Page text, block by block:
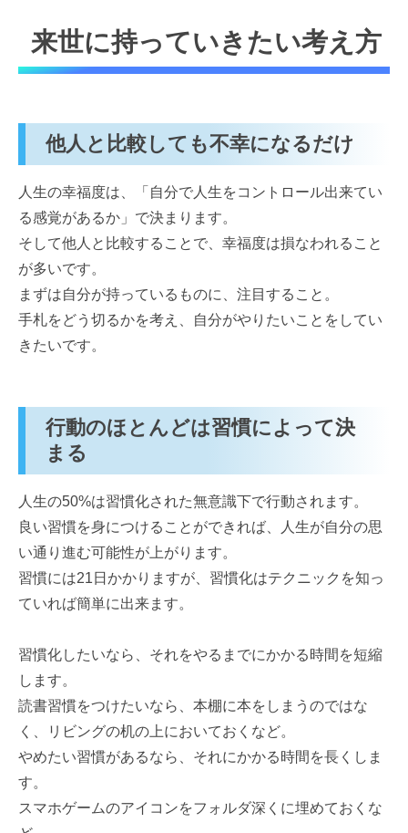
来世に持っていきたい考え方
他人と比較しても不幸になるだけ
人生の幸福度は、「自分で人生をコントロール出来てい
る感覚があるか」で決まります。
そして他人と比較することで、幸福度は損なわれること
が多いです。
まずは自分が持っているものに、注目すること。
手札をどう切るかを考え、自分がやりたいことをしてい
きたいです。
行動のほとんどは習慣によって決
まる
人生の50%は習慣化された無意識下で行動されます。
良い習慣を身につけることができれば、人生が自分の思
い通り進む可能性が上がります。
習慣には21日かかりますが、習慣化はテクニックを知っ
ていれば簡単に出来ます。
習慣化したいなら、それをやるまでにかかる時間を短縮
します。
読書習慣をつけたいなら、本棚に本をしまうのではな
く、リビングの机の上においておくなど。
やめたい習慣があるなら、それにかかる時間を長くしま
す。
スマホゲームのアイコンをフォルダ深くに埋めておくな